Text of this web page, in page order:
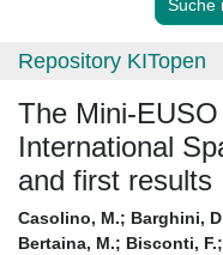
Suche
Repository KITopen
The Mini-
International
and first results
Casolino, M.; Barghini,
Bertaina, M.; Bisconti, F.;